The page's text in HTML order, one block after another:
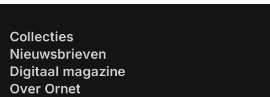
Collecties
Nieuwsbrieven
Digitaal magazine
Over Ornet